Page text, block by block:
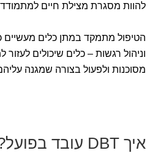
להוות מסגרת מצילת חיים
הטיפול מתמקד במתן כלים מעשיים
וניהול רגשות – כלים שיכולים
מסוכנות ולפעול בצורה שמגנה
איך DBT עובד בפועל?